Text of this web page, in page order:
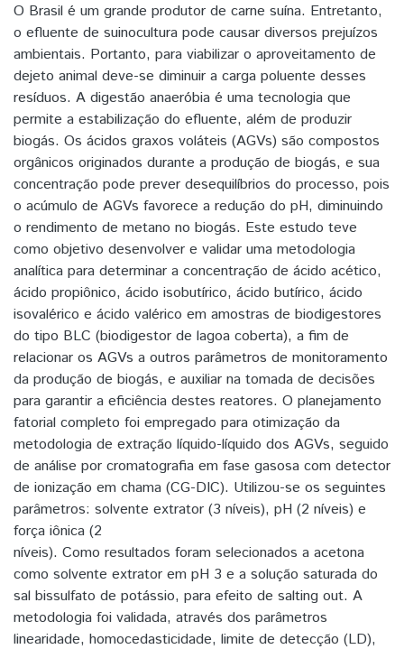
O Brasil é um grande produtor de carne suína. Entretanto,
o efluente de suinocultura pode causar diversos prejuízos
ambientais. Portanto, para viabilizar o aproveitamento de
dejeto animal deve-se diminuir a carga poluente desses
resíduos. A digestão anaeróbia é uma tecnologia que
permite a estabilização do efluente, além de produzir
biogás. Os ácidos graxos voláteis (AGVs) são compostos
orgânicos originados durante a produção de biogás, e sua
concentração pode prever desequilíbrios do processo, pois
o acúmulo de AGVs favorece a redução do pH, diminuindo
o rendimento de metano no biogás. Este estudo teve
como objetivo desenvolver e validar uma metodologia
analítica para determinar a concentração de ácido acético,
ácido propiônico, ácido isobutírico, ácido butírico, ácido
isovalérico e ácido valérico em amostras de biodigestores
do tipo BLC (biodigestor de lagoa coberta), a fim de
relacionar os AGVs a outros parâmetros de monitoramento
da produção de biogás, e auxiliar na tomada de decisões
para garantir a eficiência destes reatores. O planejamento
fatorial completo foi empregado para otimização da
metodologia de extração líquido-líquido dos AGVs, seguido
de análise por cromatografia em fase gasosa com detector
de ionização em chama (CG-DIC). Utilizou-se os seguintes
parâmetros: solvente extrator (3 níveis), pH (2 níveis) e
força iônica (2
níveis). Como resultados foram selecionados a acetona
como solvente extrator em pH 3 e a solução saturada do
sal bissulfato de potássio, para efeito de salting out. A
metodologia foi validada, através dos parâmetros
linearidade, homocedasticidade, limite de detecção (LD),